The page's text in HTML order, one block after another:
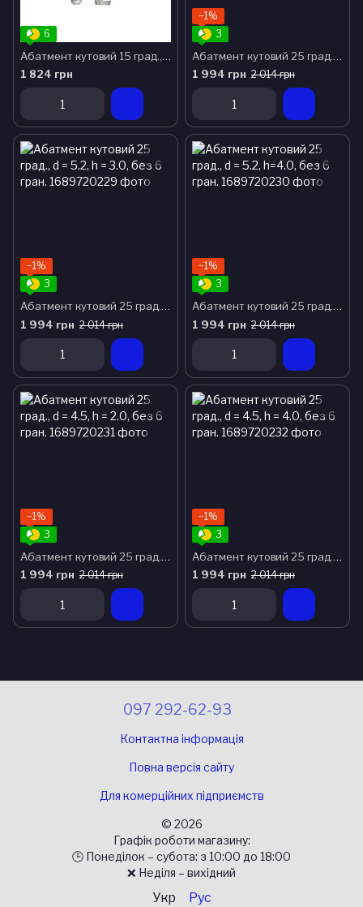
6
Абатмент кутовий 15 град., D = 4.5, h = 3.0 з 6-гран. тип B
1 824 грн
−1%
3
Абатмент кутовий 25 град., d = 5.2, h = 2.0, без 6 гран.
1 994 грн 2 014 грн
−1%
3
Абатмент кутовий 25 град., d = 5.2, h = 3.0, без 6 гран.
1 994 грн 2 014 грн
−1%
3
Абатмент кутовий 25 град., d = 5.2, h=4.0, без 6 гран.
1 994 грн 2 014 грн
−1%
3
Абатмент кутовий 25 град., d = 4.5, h = 2.0, без 6 гран.
1 994 грн 2 014 грн
−1%
3
Абатмент кутовий 25 град., d = 4.5, h = 4.0, без 6 гран.
1 994 грн 2 014 грн
097 292-62-93
Контактна інформація
Повна версія сайту
Для комерційних підприємств
© 2026
Графік роботи магазину:
🕒 Понеділок – субота: з 10:00 до 18:00
❌ Неділя – вихідний
Укр Рус